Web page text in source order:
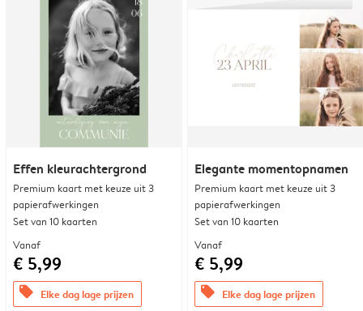
Effen kleurachtergrond
Premium kaart met keuze uit 3
papierafwerkingen
Set van 10 kaarten
Vanaf
€ 5,99
offers Elke dag lage prijzen
Elegante momentopnamen
Premium kaart met keuze uit 3
papierafwerkingen
Set van 10 kaarten
Vanaf
€ 5,99
offers Elke dag lage prijzen